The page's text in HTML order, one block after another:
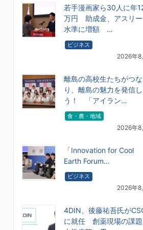
若手漫画家ら30人に年
万円 助成金、アスリー
水準に増額 …
ビジネス
2026年8
離島の高校生たちがつ
り、離島の魅力を発信し
う！ 「アイラン…
食・農・地域
2026年8
「Innovation for Cool
Earth Forum…
ビジネス
2026年8
4DIN、後藤祐吾氏が
に就任 創薬現場の課題